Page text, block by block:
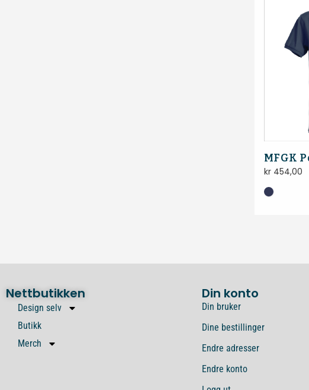
MFGK
kr454,00
Nettbutikken Din konto
Design selv
Butikk
Merch
Din bruker
Dine bestillinger
Endre adresser
Endre konto